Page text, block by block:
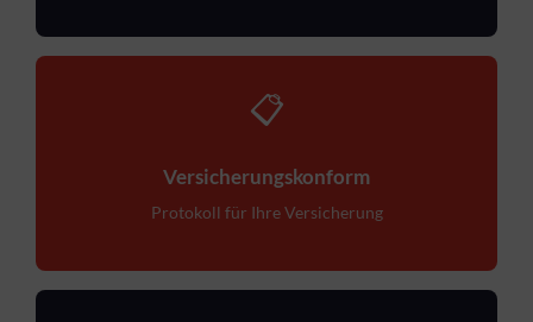
📋
Versicherungskonform
Protokoll für Ihre Versicherung